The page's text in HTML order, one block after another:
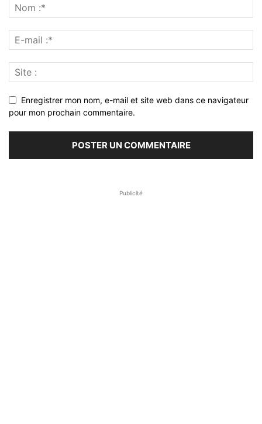
Enregistrer mon nom, e-mail et site web dans ce navigateur
pour mon prochain commentaire.
Publicité